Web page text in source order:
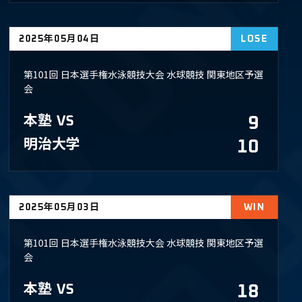
2025年05月04日 LOSE
第101回 日本選手権水泳競技大会 水球競技 関東地区予選
会
本塾 VS 9
明治大学 10
2025年05月03日 WIN
第101回 日本選手権水泳競技大会 水球競技 関東地区予選
会
本塾 VS 18